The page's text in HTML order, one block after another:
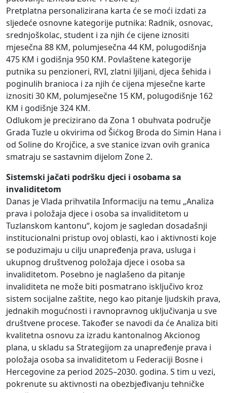
Pretplatna personalizirana karta će se moći izdati za
sljedeće osnovne kategorije putnika: Radnik, osnovac,
srednjoškolac, student i za njih će cijene iznositi
mjesečna 88 KM, polumjesečna 44 KM, polugodišnja
475 KM i godišnja 950 KM. Povlaštene kategorije
putnika su penzioneri, RVI, zlatni ljiljani, djeca šehida i
poginulih branioca i za njih će cijena mjesečne karte
iznositi 30 KM, polumjesečne 15 KM, polugodišnje 162
KM i godišnje 324 KM.
Odlukom je precizirano da Zona 1 obuhvata područje
Grada Tuzle u okvirima od Šićkog Broda do Simin Hana i
od Soline do Krojčice, a sve stanice izvan ovih granica
smatraju se sastavnim dijelom Zone 2.
Sistemski jačati podršku djeci i osobama sa
invaliditetom
Danas je Vlada prihvatila Informaciju na temu „Analiza
prava i položaja djece i osoba sa invaliditetom u
Tuzlanskom kantonu“, kojom je sagledan dosadašnji
institucionalni pristup ovoj oblasti, kao i aktivnosti koje
se poduzimaju u cilju unapređenja prava, usluga i
ukupnog društvenog položaja djece i osoba sa
invaliditetom. Posebno je naglašeno da pitanje
invaliditeta ne može biti posmatrano isključivo kroz
sistem socijalne zaštite, nego kao pitanje ljudskih prava,
jednakih mogućnosti i ravnopravnog uključivanja u sve
društvene procese. Također se navodi da će Analiza biti
kvalitetna osnovu za izradu kantonalnog Akcionog
plana, u skladu sa Strategijom za unapređenje prava i
položaja osoba sa invaliditetom u Federaciji Bosne i
Hercegovine za period 2025–2030. godina. S tim u vezi,
pokrenute su aktivnosti na obezbjeđivanju tehničke